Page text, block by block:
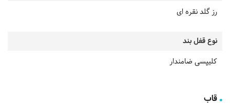
رز گلد نقره ای
نوع قفل بند
کلیپسی ضامندار
قاب